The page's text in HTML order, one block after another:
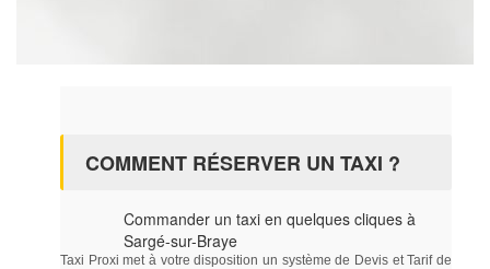
COMMENT RÉSERVER UN TAXI ?
Commander un taxi en quelques cliques à
Sargé-sur-Braye
Taxi Proxi met à votre disposition un système de Devis et Tarif de